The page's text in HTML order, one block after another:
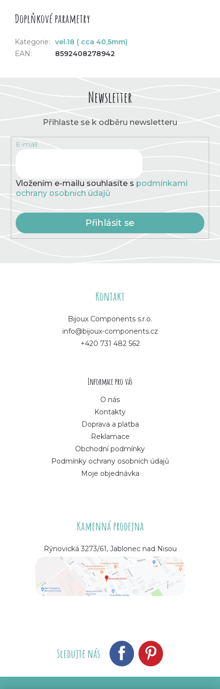
Doplňkové parametry
Kategorie:
vel.18 ( cca 40,5mm)
EAN: 8592408278942
Newsletter
Přihlaste se k odběru newsletteru
E-mail
Vložením e-mailu souhlasíte s podmínkami
ochrany osobních údajů
Přihlásit se
Kontakt
Bijoux Components s.r.o.
info@bijoux-components.cz
+420 731 482 562
Informace pro vás
O nás
Kontakty
Doprava a platba
Reklamace
Obchodní podmínky
Podmínky ochrany osobních údajů
Moje objednávka
Kamenná prodejna
Rýnovická 3273/61, Jablonec nad Nisou
Sledujte nás